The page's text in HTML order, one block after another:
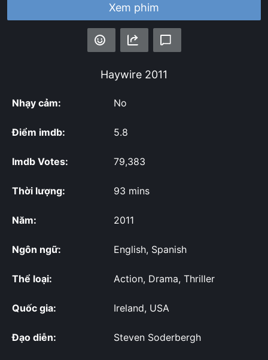
Xem phim
Haywire 2011
Nhạy cảm: No
Điểm imdb: 5.8
Imdb Votes: 79,383
Thời lượng: 93 mins
Năm: 2011
Ngôn ngữ: English, Spanish
Thể loại: Action, Drama, Thriller
Quốc gia: Ireland, USA
Đạo diễn: Steven Soderbergh